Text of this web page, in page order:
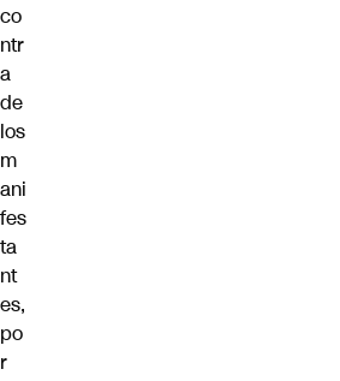
co
ntr
a
de
los
m
ani
fes
ta
nt
es,
po
r